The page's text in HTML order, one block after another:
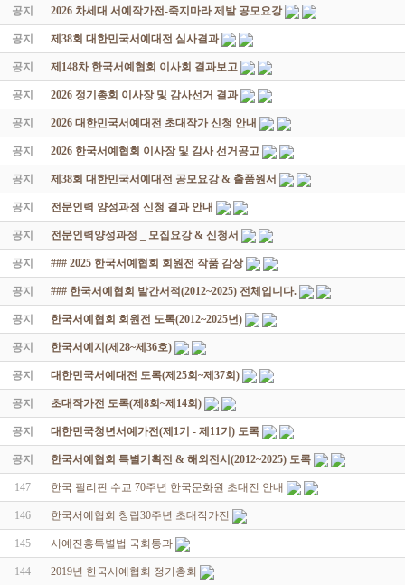
공지 2026 차세대 서예작가전-죽지마라 제발 공모요강
공지 제38회 대한민국서예대전 심사결과
공지 제148차 한국서예협회 이사회 결과보고
공지 2026 정기총회 이사장 및 감사선거 결과
공지 2026 대한민국서예대전 초대작가 신청 안내
공지 2026 한국서예협회 이사장 및 감사 선거공고
공지 제38회 대한민국서예대전 공모요강 & 출품원서
공지 전문인력 양성과정 신청 결과 안내
공지 전문인력양성과정 _ 모집요강 & 신청서
공지 ### 2025 한국서예협회 회원전 작품 감상
공지 ### 한국서예협회 발간서적(2012~2025) 전체입니다.
공지 한국서예협회 회원전 도록(2012~2025년)
공지 한국서예지(제28~제36호)
공지 대한민국서예대전 도록(제25회~제37회)
공지 초대작가전 도록(제8회~제14회)
공지 대한민국청년서예가전(제1기 - 제11기) 도록
공지 한국서예협회 특별기획전 & 해외전시(2012~2025) 도록
147 한국 필리핀 수교 70주년 한국문화원 초대전 안내
146 한국서예협회 창립30주년 초대작가전
145 서예진흥특별법 국회통과
144 2019년 한국서예협회 정기총회